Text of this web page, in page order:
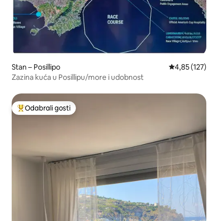
Stan – Posillipo Prosječna
4,85 (127)
Zazina kuća u Posillipu/more i udobnost
Među najviše rangiranima s oznakom „Odabrali gosti”
Odabrali gosti